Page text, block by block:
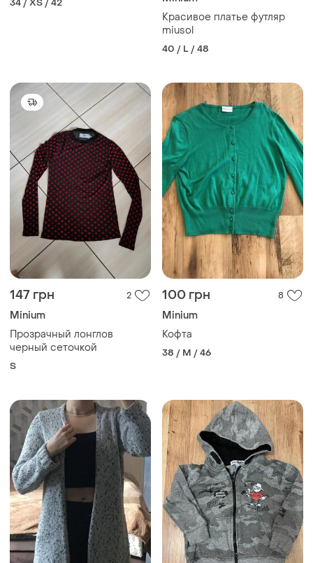
Красивое платье футляр
miusol
40 / L / 48
147 грн 2
Minium
Прозрачный лонглов
черный сеточкой
S
100 грн 8
Minium
Кофта
38 / M / 46